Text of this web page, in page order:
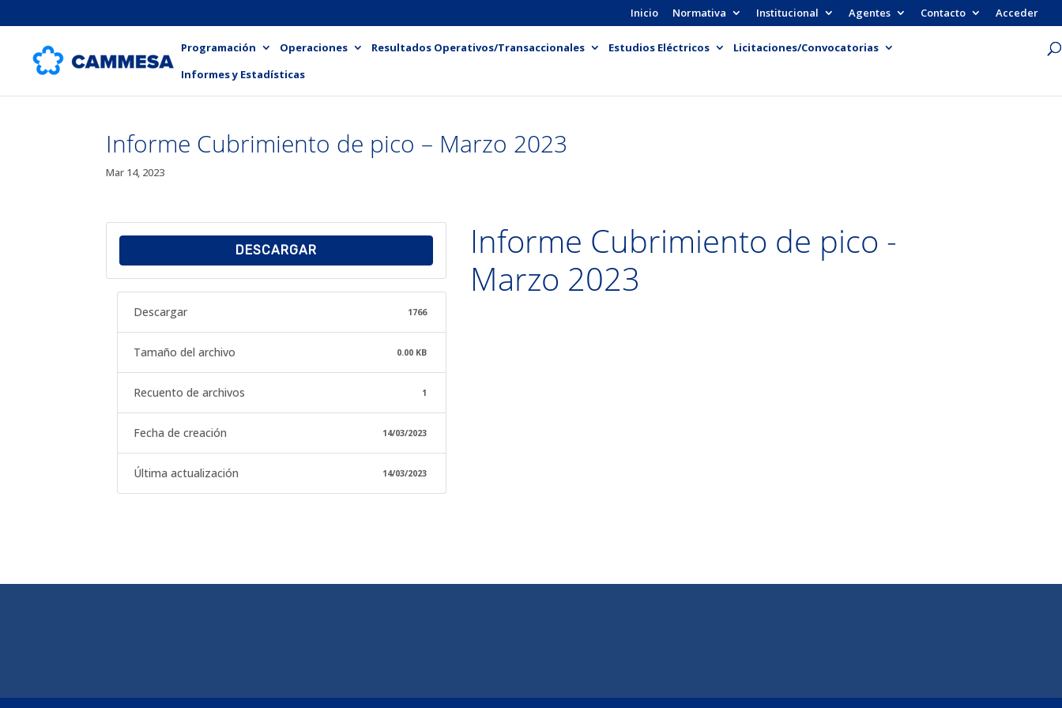
Inicio Normativa Institucional Agentes Contacto Acceder
Programación Operaciones Resultados Operativos/Transaccionales Estudios Eléctricos
Licitaciones/Convocatorias
Informes y Estadísticas
Informe Cubrimiento de pico – Marzo 2023
Mar 14, 2023
DESCARGAR
Descargar 1766
Tamaño del archivo 0.00 KB
Recuento de archivos 1
Fecha de creación 14/03/2023
Última actualización 14/03/2023
Informe Cubrimiento de pico -
Marzo 2023